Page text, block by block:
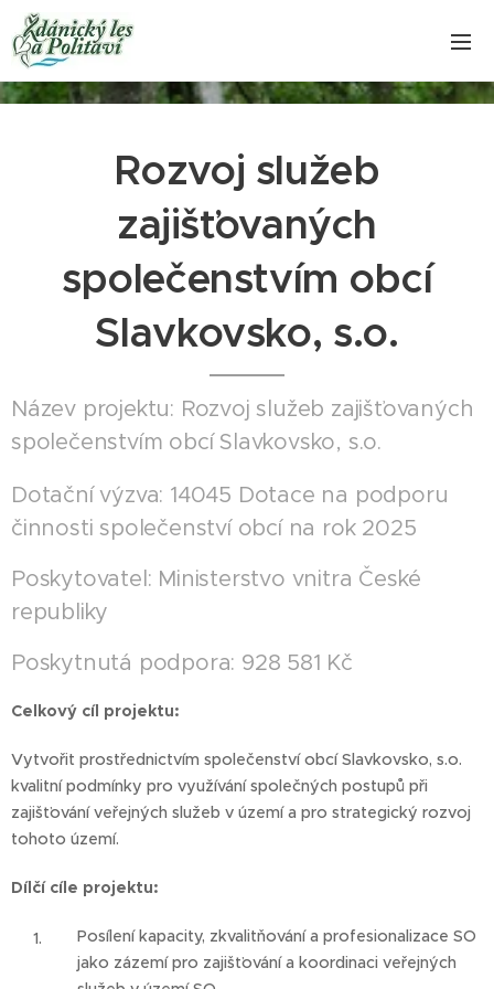
Rozvoj služeb
zajišťovaných
společenstvím obcí
Slavkovsko, s.o.
Název projektu: Rozvoj služeb zajišťovaných
společenstvím obcí Slavkovsko, s.o.
Dotační výzva: 14045 Dotace na podporu
činnosti společenství obcí na rok 2025
Poskytovatel: Ministerstvo vnitra České
republiky
Poskytnutá podpora: 928 581 Kč
Celkový cíl projektu:
Vytvořit prostřednictvím společenství obcí Slavkovsko, s.o.
kvalitní podmínky pro využívání společných postupů při
zajišťování veřejných služeb v území a pro strategický rozvoj
tohoto území.
Dílčí cíle projektu:
Posílení kapacity, zkvalitňování a profesionalizace SO
jako zázemí pro zajišťování a koordinaci veřejných